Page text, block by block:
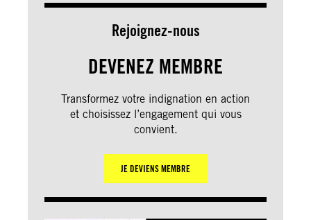
Rejoignez-nous
DEVENEZ MEMBRE
Transformez votre indignation en action
et choisissez l’engagement qui vous
convient.
JE DEVIENS MEMBRE